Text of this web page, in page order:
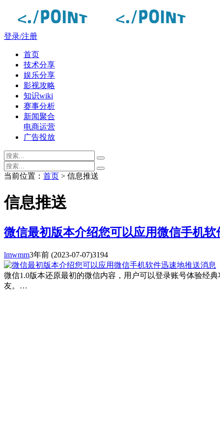
登录/注册
首页
技术分享
娱乐分享
影视攻略
知识wiki
赛事分析
新闻聚合
电商运营
广告投放
当前位置： 首页 > 信息推送
信息推送
微信最初版本介绍您可以应用微信手机
lmwmm3年前 (2023-07-07)3194
微信1.0版本还原最初的微信内容，用户可以登录账号体验经
友。…